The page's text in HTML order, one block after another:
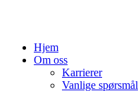
Hjem
Om oss
Karrierer
Vanlige spørsmål